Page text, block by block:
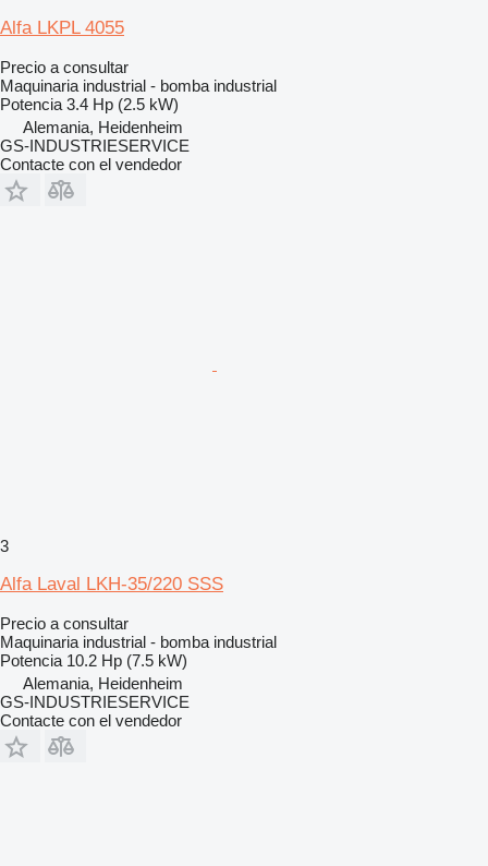
Alfa LKPL 4055
Precio a consultar
Maquinaria industrial - bomba industrial
Potencia 3.4 Hp (2.5 kW)
Alemania, Heidenheim
GS-INDUSTRIESERVICE
Contacte con el vendedor
3
Alfa Laval LKH-35/220 SSS
Precio a consultar
Maquinaria industrial - bomba industrial
Potencia 10.2 Hp (7.5 kW)
Alemania, Heidenheim
GS-INDUSTRIESERVICE
Contacte con el vendedor